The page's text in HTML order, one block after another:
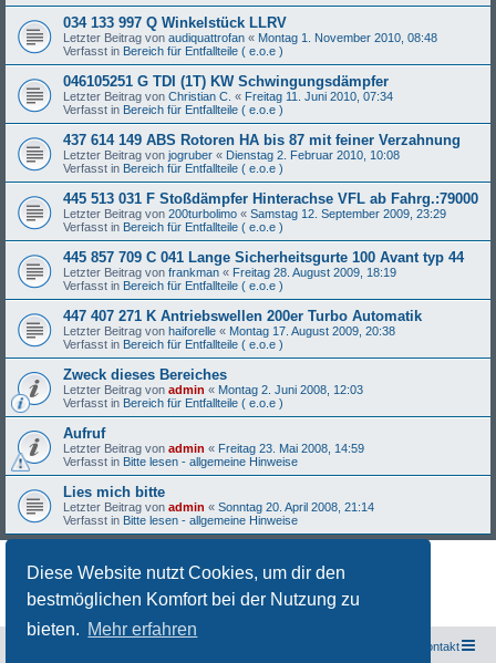
Diese Website nutzt Cookies, um dir den
bestmöglichen Komfort bei der Nutzung zu
bieten. Mehr erfahren
034 133 997 Q Winkelstück LLRV
Letzter Beitrag von audiquattrofan « Montag 1. November 2010, 08:48
Verfasst in Bereich für Entfallteile ( e.o.e )
046105251 G TDI (1T) KW Schwingungsdämpfer
Letzter Beitrag von Christian C. « Freitag 11. Juni 2010, 07:34
Verfasst in Bereich für Entfallteile ( e.o.e )
437 614 149 ABS Rotoren HA bis 87 mit feiner Verzahnung
Letzter Beitrag von jogruber « Dienstag 2. Februar 2010, 10:08
Verfasst in Bereich für Entfallteile ( e.o.e )
445 513 031 F Stoßdämpfer Hinterachse VFL ab Fahrg.:79000
Letzter Beitrag von 200turbolimo « Samstag 12. September 2009, 23:29
Verfasst in Bereich für Entfallteile ( e.o.e )
445 857 709 C 041 Lange Sicherheitsgurte 100 Avant typ 44
Letzter Beitrag von frankman « Freitag 28. August 2009, 18:19
Verfasst in Bereich für Entfallteile ( e.o.e )
447 407 271 K Antriebswellen 200er Turbo Automatik
Letzter Beitrag von haiforelle « Montag 17. August 2009, 20:38
Verfasst in Bereich für Entfallteile ( e.o.e )
Zweck dieses Bereiches
Letzter Beitrag von admin « Montag 2. Juni 2008, 12:03
Verfasst in Bereich für Entfallteile ( e.o.e )
Aufruf
Letzter Beitrag von admin « Freitag 23. Mai 2008, 14:59
Verfasst in Bitte lesen - allgemeine Hinweise
Lies mich bitte
Letzter Beitrag von admin « Sonntag 20. April 2008, 21:14
Verfasst in Bitte lesen - allgemeine Hinweise
Die Suche ergab 27 Treffer • Seite1von
Kontakt